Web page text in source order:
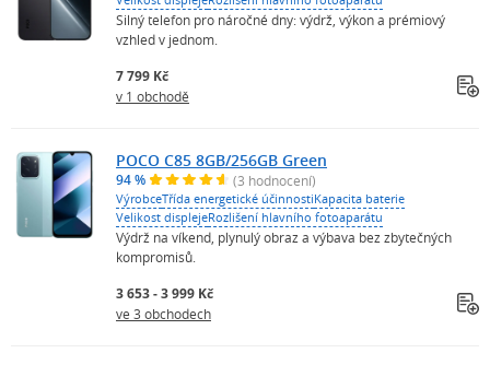
Silný telefon pro náročné dny: výdrž, výkon a prémiový
vzhled v jednom.
7 799 Kč
v 1 obchodě
POCO C85 8GB/256GB Green
94 % (3 hodnocení)
VýrobceTřída energetické účinnostiKapacita baterie
Velikost displejeRozlišení hlavního fotoaparátu
Výdrž na víkend, plynulý obraz a výbava bez zbytečných
kompromisů.
3 653 - 3 999 Kč
ve 3 obchodech